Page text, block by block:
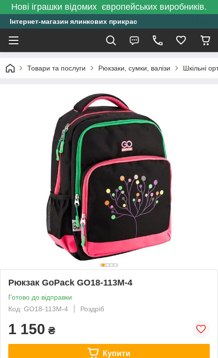
Нові іграшки відомих європейських виробників.
Інтернет-магазин ялинкових прикрас
Товари та послуги Рюкзаки, сумки, валізи Шкільні
Рюкзак GoPack GO18-113M-4
Готово до відправки
Код: GO18-113M-4
Роздріб
1 150 ₴
Купити